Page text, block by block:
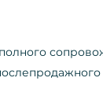
полного